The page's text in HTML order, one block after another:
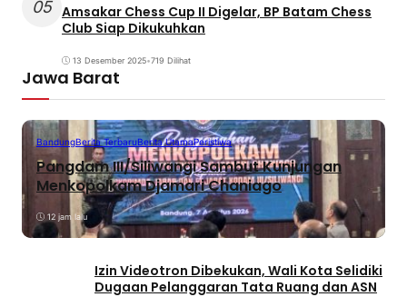
05 Amsakar Chess Cup II Digelar, BP Batam Chess
Club Siap Dikukuhkan
13 Desember 2025•719 Dilihat
Jawa Barat
BandungBerita TerbaruBerita UtamaPeristiwa
Pangdam III/Siliwangi Sambut Kunjungan
Menkopolkam Djamari Chaniago
12 jam lalu
Izin Videotron Dibekukan, Wali Kota Selidiki
Dugaan Pelanggaran Tata Ruang dan ASN